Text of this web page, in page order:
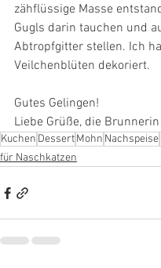
zähflüssige Masse
Gugls darin tauchen und
Abtropfgitter stellen. Ich
Veilchenblüten dekoriert.
Gutes Gelingen!
Liebe Grüße, die Brunnerin
Kuchen DessertMohn Nachspeise
für Naschkatzen